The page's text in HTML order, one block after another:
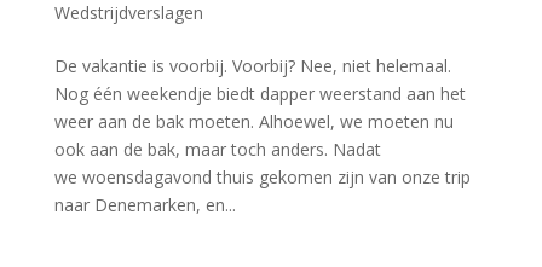
Wedstrijdverslagen
De vakantie is voorbij. Voorbij? Nee, niet helemaal.
Nog één weekendje biedt dapper weerstand aan het
weer aan de bak moeten. Alhoewel, we moeten nu
ook aan de bak, maar toch anders. Nadat
we woensdagavond thuis gekomen zijn van onze trip
naar Denemarken, en...